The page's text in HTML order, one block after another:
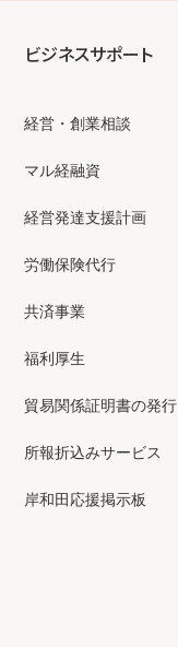
ビジネスサポート
経営・創業相談
マル経融資
経営発達支援計画
労働保険代行
共済事業
福利厚生
貿易関係証明書の発行
所報折込みサービス
岸和田応援掲示板